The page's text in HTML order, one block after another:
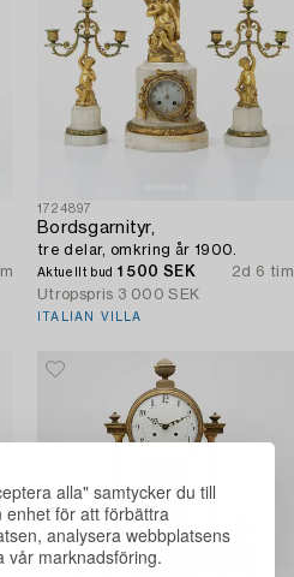
alla" samtycker du till
enhet för att förbättra
analysera webbplatsens
vår marknadsföring.
1724897
Bordsgarnityr,
tre delar, omkring år 1900.
Aktuellt bud 1 500 SEK
2d 6 tim
Utropspris 3 000 SEK
ITALIAN VILLA